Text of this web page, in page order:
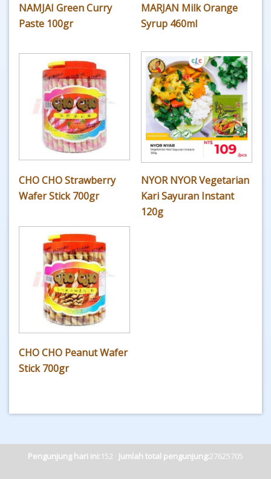
NAMJAI Green Curry
Paste 100gr
MARJAN Milk Orange
Syrup 460ml
CHO CHO Strawberry
Wafer Stick 700gr
NYOR NYOR Vegetarian
Kari Sayuran Instant
120g
CHO CHO Peanut Wafer
Stick 700gr
Pengunjung hari ini:152 Jumlah total pengunjung:27625705